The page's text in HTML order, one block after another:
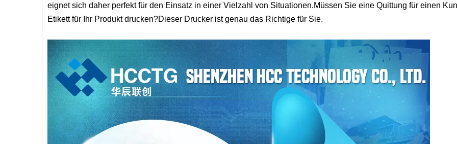
eignet sich daher perfekt für den Einsatz in einer Vielzahl von Situationen.Müssen Sie eine Quittung für einen
Etikett für Ihr Produkt drucken?Dieser Drucker ist genau das Richtige für Sie.